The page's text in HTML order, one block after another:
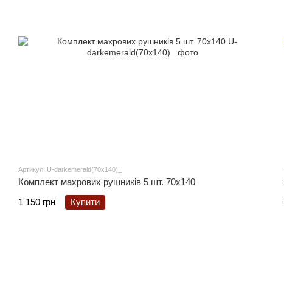
Артикул: U-darkemerald(70x140)_
Комплект махрових рушників 5 шт. 70x140
1 150 грн
Купити